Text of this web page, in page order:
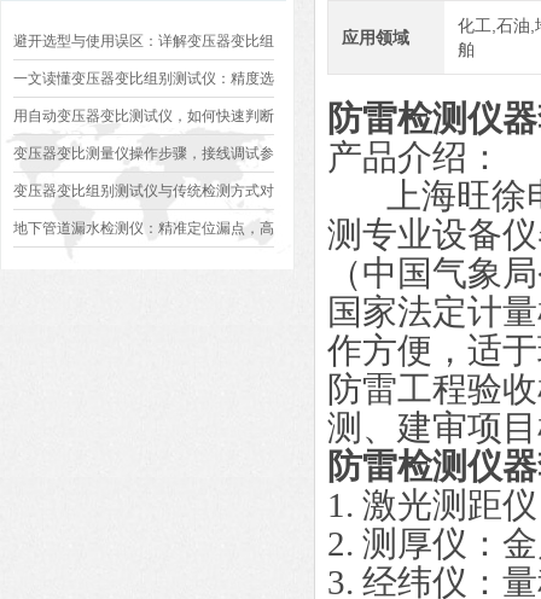
避开选型与使用误区：详解变压器变比组
别测试仪的日常校准方法、常见组别识别
异常排查方案
一文读懂变压器变比组别测试仪：精度选
型、接线规范、报告生成全流程标准化操
作指南
用自动变压器变比测试仪，如何快速判断
变压器是否合格？
变压器变比测量仪操作步骤，接线调试参
数设定变比测试数据保存使用教程
变压器变比组别测试仪与传统检测方式对
比：精度、速度与安全性深度分析
地下管道漏水检测仪：精准定位漏点，高
应用领域
化工,石油,
舶
防雷检测仪
产品介绍：
上海旺徐
测专业设备
（中国气象
国家法定计
作方便，适
防雷工程验
测、建审项
防雷检测仪
1. 激光测距
2. 测厚仪：
3. 经纬仪：